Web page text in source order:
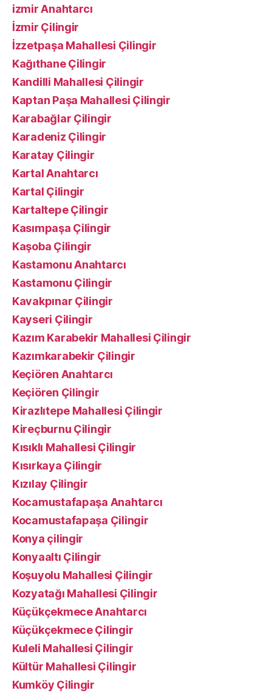
izmir Anahtarcı
İzmir Çilingir
İzzetpaşa Mahallesi Çilingir
Kağıthane Çilingir
Kandilli Mahallesi Çilingir
Kaptan Paşa Mahallesi Çilingir
Karabağlar Çilingir
Karadeniz Çilingir
Karatay Çilingir
Kartal Anahtarcı
Kartal Çilingir
Kartaltepe Çilingir
Kasımpaşa Çilingir
Kaşoba Çilingir
Kastamonu Anahtarcı
Kastamonu Çilingir
Kavakpınar Çilingir
Kayseri Çilingir
Kazım Karabekir Mahallesi Çilingir
Kazımkarabekir Çilingir
Keçiören Anahtarcı
Keçiören Çilingir
Kirazlıtepe Mahallesi Çilingir
Kireçburnu Çilingir
Kısıklı Mahallesi Çilingir
Kısırkaya Çilingir
Kızılay Çilingir
Kocamustafapaşa Anahtarcı
Kocamustafapaşa Çilingir
Konya çilingir
Konyaaltı Çilingir
Koşuyolu Mahallesi Çilingir
Kozyatağı Mahallesi Çilingir
Küçükçekmece Anahtarcı
Küçükçekmece Çilingir
Kuleli Mahallesi Çilingir
Kültür Mahallesi Çilingir
Kumköy Çilingir